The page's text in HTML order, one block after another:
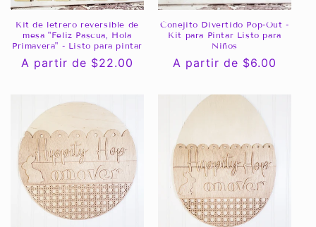
Kit de letrero reversible de
mesa "Feliz Pascua, Hola
Primavera" - Listo para pintar
Precio
A partir de $22.00
Conejito Divertido Pop-Out -
Kit para Pintar Listo para
Niños
Precio
A partir de $6.00